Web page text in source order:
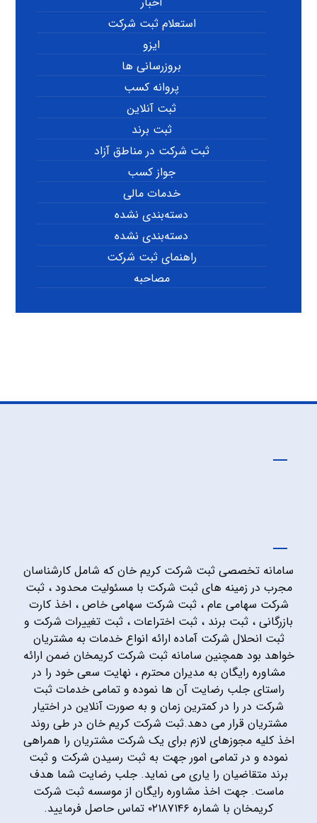
استعلام ثبت شرکت
ایزو
بروزرسانی ها
پروانه کسب
ثبت آنلاین
ثبت برند
ثبت شرکت در مناطق آزاد
جواز کسب
خدمات مالی
دسته‌بندی نشده
دسته‌بندی نشده
راهنمای ثبت شرکت
مصاحبه
سامانه تخصصی ثبت شرکت کریم خان که شامل کارشناسان
مجرب در زمینه های ثبت شرکت با مسئولیت محدود ، ثبت
شرکت سهامی عام ، ثبت شرکت سهامی خاص ، اخذ کارت
بازرگانی ، ثبت برند ، ثبت اختراعات ، ثبت تغییرات شرکت و
ثبت انحلال شرکت آماده ارائه انواع خدمات به مشتریان
خواهد بود همچنین سامانه ثبت شرکت کریمخان ضمن ارائه
مشاوره رایگان به مدیران محترم ، نهایت سعی خود را در
راستای جلب رضایت آن ها نموده و تمامی خدمات ثبت
شرکت در را در کمترین زمان و به صورت آنلاین در اختیار
مشتریان قرار می دهد.ثبت شرکت کریم خان در طی روند
اخذ کلیه مجوزهای لازم برای یک شرکت مشتریان را همراهی
نموده و در تمامی امور جهت به ثبت رسیدن شرکت و ثبت
برند متقاضیان را یاری می نماید. جلب رضایت شما هدف
ماست. جهت اخذ مشاوره رایگان از موسسه ثبت شرکت
کریمخان با شماره ۰۲۱۸۷۱۴۶ تماس حاصل فرمایید.